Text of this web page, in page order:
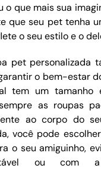
o que mais sua
que seu pet tenha
o seu estilo e o
pet personalizada
o bem-estar
tem um tamanho
as roupas
ao corpo do
você pode
o seu amiguinho,
ou com a